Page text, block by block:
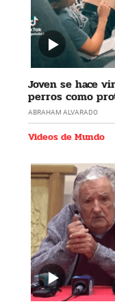
Joven se hace
perros como
ABRAHAM ALVARADO
Videos de Mundo